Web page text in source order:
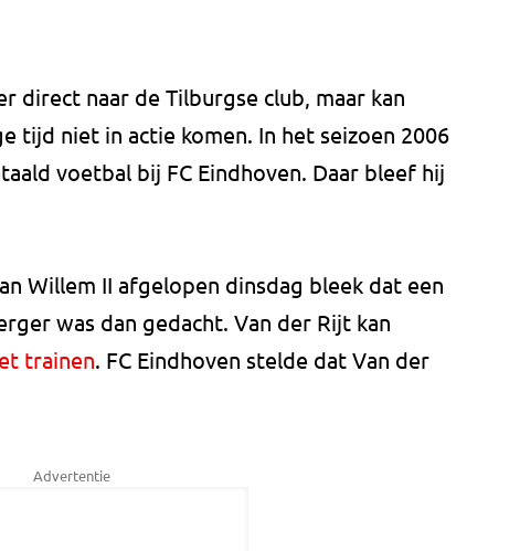
direct naar de Tilburgse club, maar kan
tijd niet in actie komen. In het seizoen 2006
voetbal bij FC Eindhoven. Daar bleef hij
Willem II afgelopen dinsdag bleek dat een
was dan gedacht. Van der Rijt kan
trainen. FC Eindhoven stelde dat Van der
Advertentie